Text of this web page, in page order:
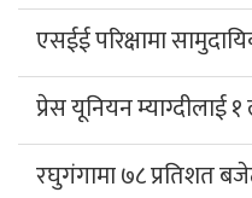
एसईई परिक्षामा
प्रेस यूनियन
रघुगंगामा ७८ प्रतिशत